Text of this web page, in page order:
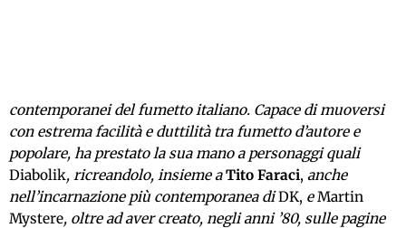
contemporanei del fumetto italiano. Capace di muoversi
con estrema facilità e duttilità tra fumetto d’autore e
popolare, ha prestato la sua mano a personaggi quali
Diabolik, ricreandolo, insieme a Tito Faraci, anche
nell’incarnazione più contemporanea diDK, e Martin
Mystere, oltre ad aver creato, negli anni ’80, sulle pagine